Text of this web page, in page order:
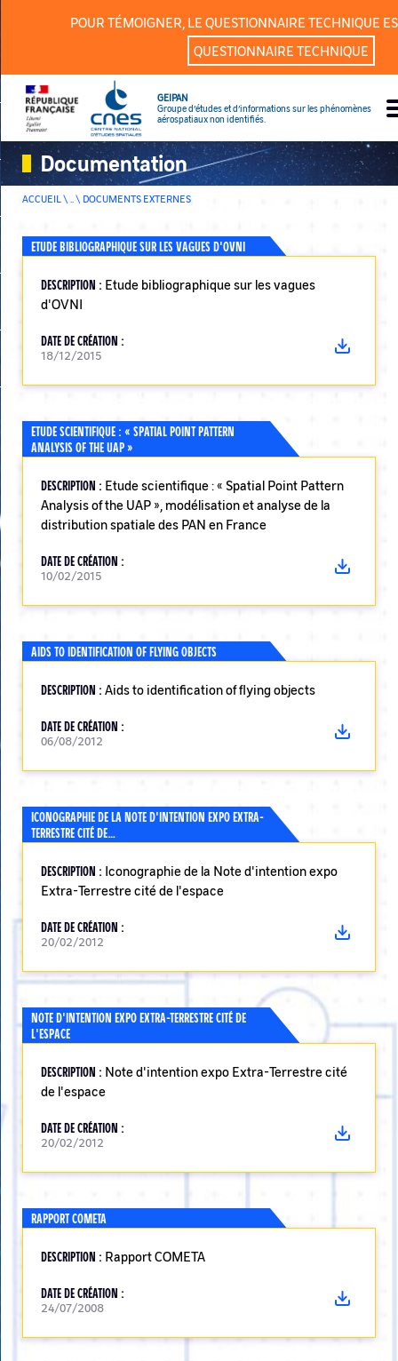
POUR TÉMOIGNER, LE QUESTIONNAIRE TECHNIQUE
QUESTIONNAIRE TECHNIQUE
GEIPAN
Groupe d’études et d’informations sur les phénomènes
aérospatiaux non identifiés.
Documentation
ACCUEIL \ .. \ DOCUMENTS EXTERNES
ETUDE BIBLIOGRAPHIQUE SUR LES VAGUES D'OVNI
DESCRIPTION : Etude bibliographique sur les vagues
d'OVNI
DATE DE CRÉATION :
18/12/2015
ETUDE SCIENTIFIQUE : « SPATIAL POINT PATTERN
ANALYSIS OF THE UAP »
DESCRIPTION : Etude scientifique : « Spatial Point Pattern
Analysis of the UAP », modélisation et analyse de la
distribution spatiale des PAN en France
DATE DE CRÉATION :
10/02/2015
AIDS TO IDENTIFICATION OF FLYING OBJECTS
DESCRIPTION : Aids to identification of flying objects
DATE DE CRÉATION :
06/08/2012
ICONOGRAPHIE DE LA NOTE D'INTENTION EXPO EXTRA-
TERRESTRE CITÉ DE…
DESCRIPTION : Iconographie de la Note d'intention expo
Extra-Terrestre cité de l'espace
DATE DE CRÉATION :
20/02/2012
NOTE D'INTENTION EXPO EXTRA-TERRESTRE CITÉ DE
L'ESPACE
DESCRIPTION : Note d'intention expo Extra-Terrestre cité
de l'espace
DATE DE CRÉATION :
20/02/2012
RAPPORT COMETA
DESCRIPTION : Rapport COMETA
DATE DE CRÉATION :
24/07/2008